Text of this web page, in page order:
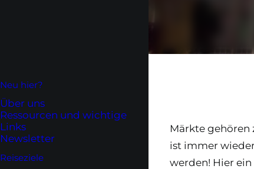
Neu hier?
Über uns
Ressourcen und wichtige
Links
Newsletter
Reiseziele
Märkte gehören
ist immer
werden! Hier